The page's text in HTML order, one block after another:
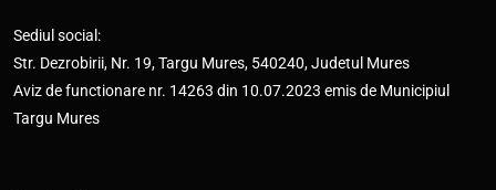
Sediul social:
Str. Dezrobirii, Nr. 19, Targu Mures, 540240, Judetul Mures
Aviz de functionare nr. 14263 din 10.07.2023 emis de Municipiul
Targu Mures